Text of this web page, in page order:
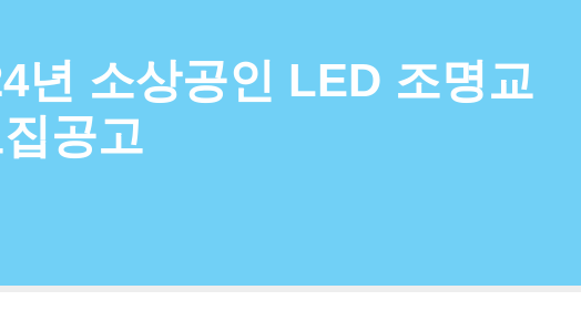
조명교체지원
소상공인원스톱지원센
년 소상공인 LED 조명교
공고